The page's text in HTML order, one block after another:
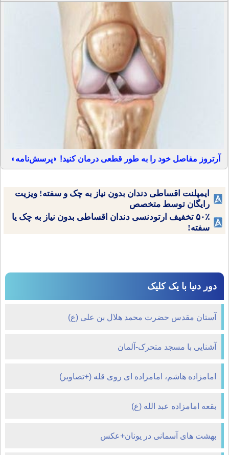
آرتروز مفاصل خود را به طور قطعی درمان کنید! ◗پرسش‌نامه◖
ایمپلنت اقساطی دندان بدون نیاز به چک و سفته! ویزیت
رایگان توسط متخصص
۵۰٪ تخفیف ارتودنسی دندان اقساطی بدون نیاز به چک یا
سفته!
دور دنیا با یک کلیک
آستان مقدس حضرت محمد هلال بن علی (ع)
آشنایی با مسجد متحرک-آلمان
امامزاده هاشم، امامزاده ای روی قله (+تصاویر)
بقعه امامزاده عبد الله (ع)
بهشت های آسمانی در یونان+عکس